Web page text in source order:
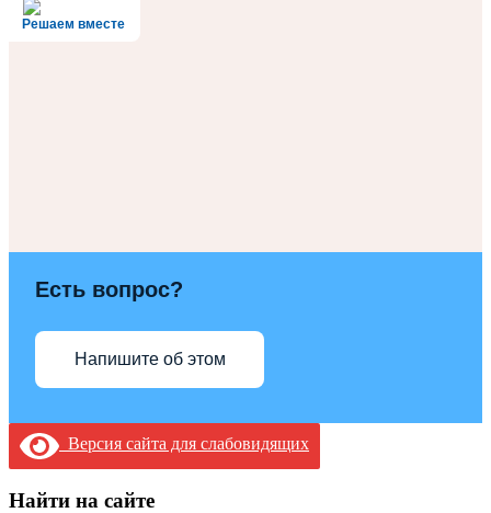
Решаем вместе
Есть вопрос?
Напишите об этом
Версия сайта для слабовидящих
Найти на сайте